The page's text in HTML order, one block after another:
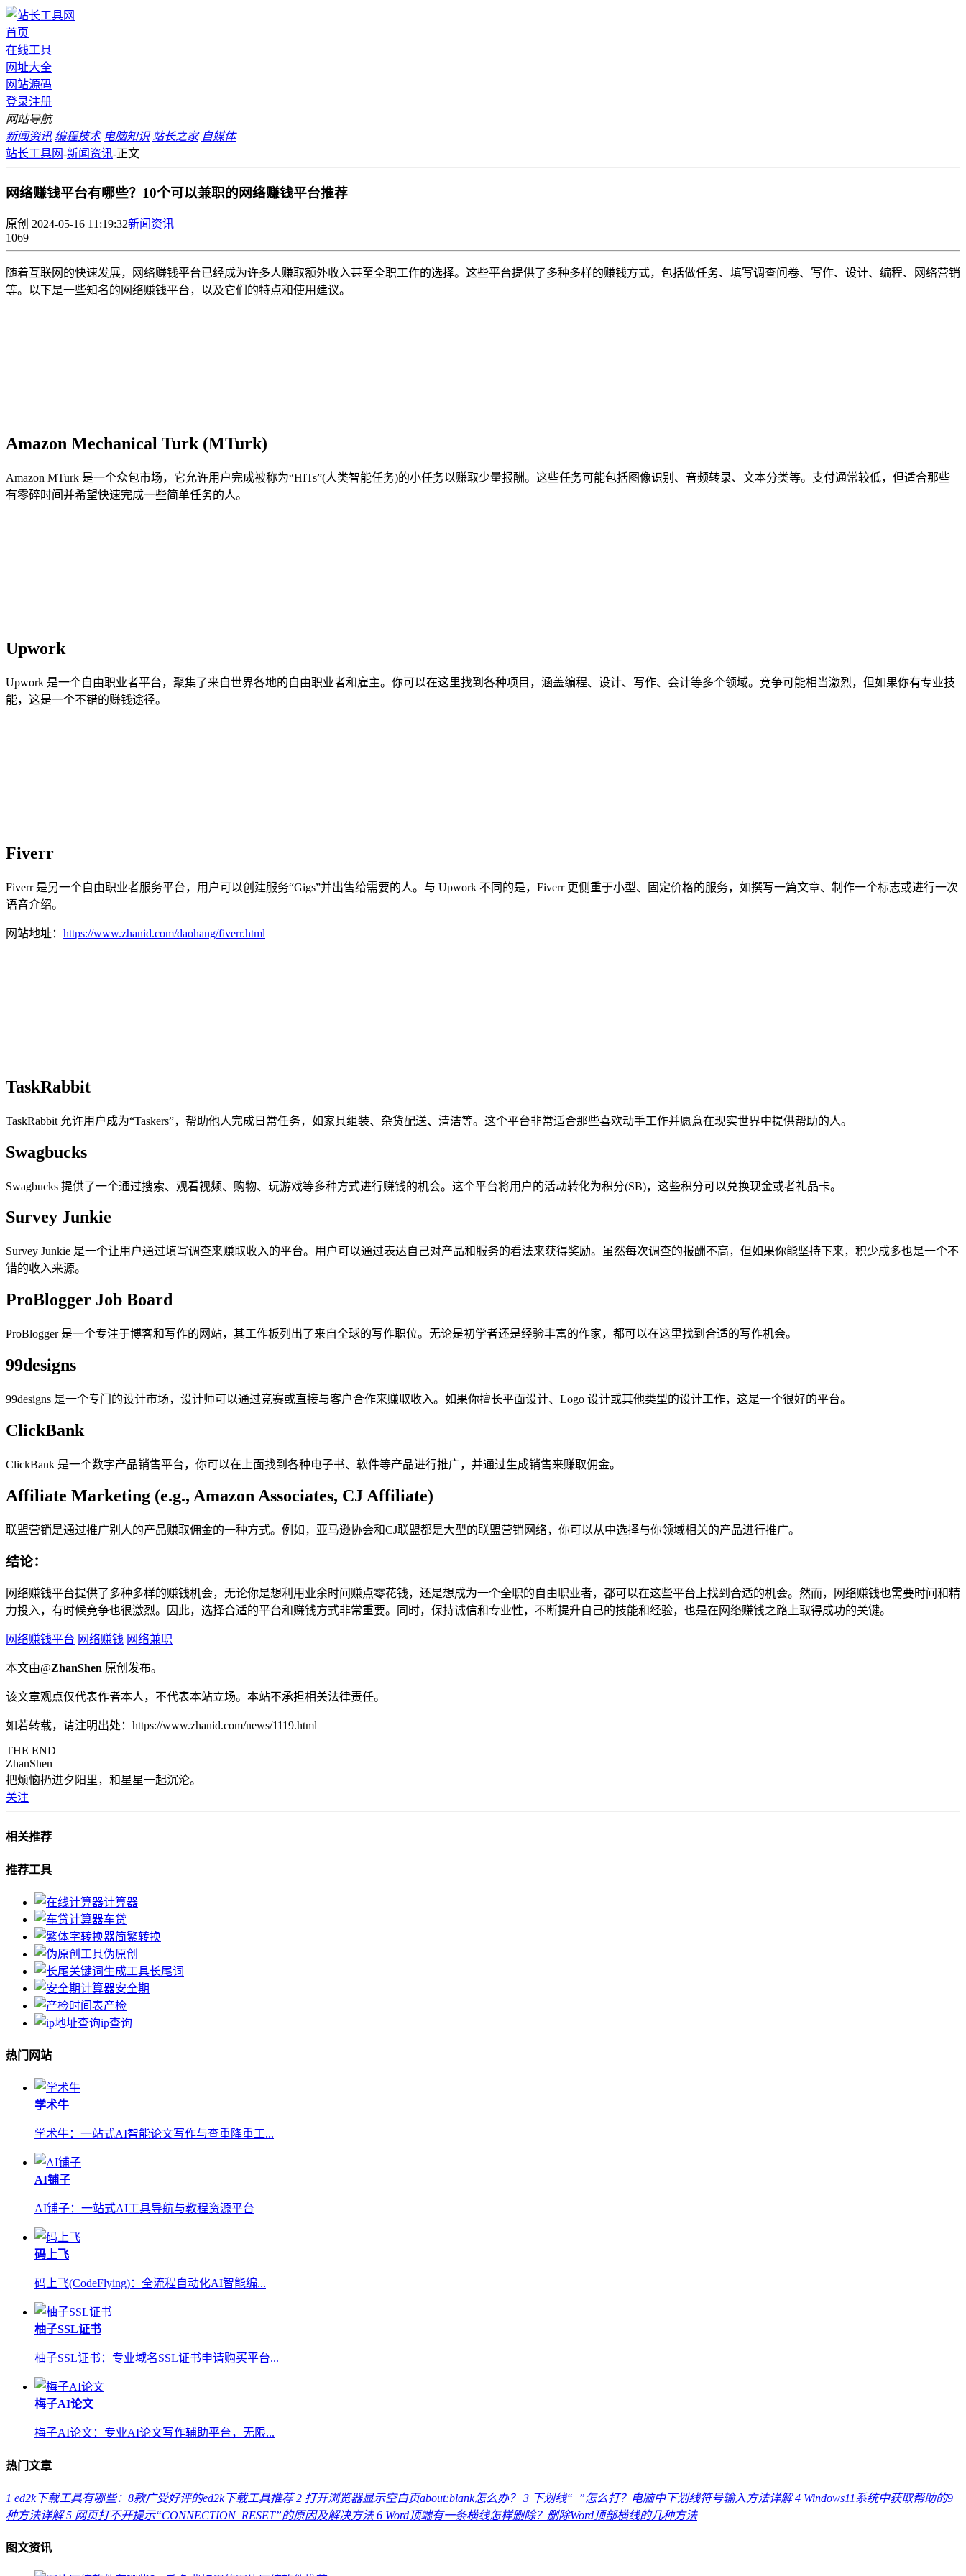
首页
在线工具
网址大全
网站源码
登录注册
网站导航
新闻资讯 编程技术 电脑知识 站长之家 自媒体
站长工具网-新闻资讯-正文
网络赚钱平台有哪些？10个可以兼职的网络赚钱平台推荐
原创 2024-05-16 11:19:32新闻资讯
1069
随着互联网的快速发展，网络赚钱平台已经成为许多人赚取额外收入甚至全职工作的选择。这些平台提供了多种多样的赚钱方式，包括做任务、填写调查问卷、写作、设计、编程、网络营销
等。以下是一些知名的网络赚钱平台，以及它们的特点和使用建议。
Amazon Mechanical Turk (MTurk)
Amazon MTurk 是一个众包市场，它允许用户完成被称为“HITs”(人类智能任务)的小任务以赚取少量报酬。这些任务可能包括图像识别、音频转录、文本分类等。支付通常较低，但适合那些
有零碎时间并希望快速完成一些简单任务的人。
Upwork
Upwork 是一个自由职业者平台，聚集了来自世界各地的自由职业者和雇主。你可以在这里找到各种项目，涵盖编程、设计、写作、会计等多个领域。竞争可能相当激烈，但如果你有专业技
能，这是一个不错的赚钱途径。
Fiverr
Fiverr 是另一个自由职业者服务平台，用户可以创建服务“Gigs”并出售给需要的人。与 Upwork 不同的是，Fiverr 更侧重于小型、固定价格的服务，如撰写一篇文章、制作一个标志或进行一次
语音介绍。
网站地址： https://www.zhanid.com/daohang/fiverr.html
TaskRabbit
TaskRabbit 允许用户成为“Taskers”，帮助他人完成日常任务，如家具组装、杂货配送、清洁等。这个平台非常适合那些喜欢动手工作并愿意在现实世界中提供帮助的人。
Swagbucks
Swagbucks 提供了一个通过搜索、观看视频、购物、玩游戏等多种方式进行赚钱的机会。这个平台将用户的活动转化为积分(SB)，这些积分可以兑换现金或者礼品卡。
Survey Junkie
Survey Junkie 是一个让用户通过填写调查来赚取收入的平台。用户可以通过表达自己对产品和服务的看法来获得奖励。虽然每次调查的报酬不高，但如果你能坚持下来，积少成多也是一个不
错的收入来源。
ProBlogger Job Board
ProBlogger 是一个专注于博客和写作的网站，其工作板列出了来自全球的写作职位。无论是初学者还是经验丰富的作家，都可以在这里找到合适的写作机会。
99designs
99designs 是一个专门的设计市场，设计师可以通过竞赛或直接与客户合作来赚取收入。如果你擅长平面设计、Logo 设计或其他类型的设计工作，这是一个很好的平台。
ClickBank
ClickBank 是一个数字产品销售平台，你可以在上面找到各种电子书、软件等产品进行推广，并通过生成销售来赚取佣金。
Affiliate Marketing (e.g., Amazon Associates, CJ Affiliate)
联盟营销是通过推广别人的产品赚取佣金的一种方式。例如，亚马逊协会和CJ联盟都是大型的联盟营销网络，你可以从中选择与你领域相关的产品进行推广。
结论：
网络赚钱平台提供了多种多样的赚钱机会，无论你是想利用业余时间赚点零花钱，还是想成为一个全职的自由职业者，都可以在这些平台上找到合适的机会。然而，网络赚钱也需要时间和精
力投入，有时候竞争也很激烈。因此，选择合适的平台和赚钱方式非常重要。同时，保持诚信和专业性，不断提升自己的技能和经验，也是在网络赚钱之路上取得成功的关键。
网络赚钱平台 网络赚钱 网络兼职
本文由@ZhanShen 原创发布。
该文章观点仅代表作者本人，不代表本站立场。本站不承担相关法律责任。
如若转载，请注明出处：https://www.zhanid.com/news/1119.html
THE END
ZhanShen
把烦恼扔进夕阳里，和星星一起沉沦。
关注
相关推荐
推荐工具
计算器
车贷
简繁转换
伪原创
长尾词
安全期
产检
ip查询
热门网站
学术牛
学术牛：一站式AI智能论文写作与查重降重工...
AI铺子
AI铺子：一站式AI工具导航与教程资源平台
码上飞
码上飞(CodeFlying)：全流程自动化AI智能编...
柚子SSL证书
柚子SSL证书：专业域名SSL证书申请购买平台...
梅子AI论文
梅子AI论文：专业AI论文写作辅助平台，无限...
热门文章
1 ed2k下载工具有哪些：8款广受好评的ed2k下载工具推荐 2 打开浏览器显示空白页about:blank怎么办？ 3 下划线“_”怎么打？电脑中下划线符号输入方法详解 4 Windows11系统中获取帮助的9
种方法详解 5 网页打不开提示“CONNECTION_RESET”的原因及解决方法 6 Word顶端有一条横线怎样删除？删除Word顶部横线的几种方法
图文资讯